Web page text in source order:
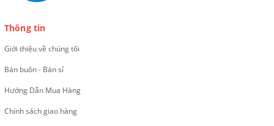
Thông tin
Giới thiệu về chúng tôi
Bán buôn - Bán sỉ
Hướng Dẫn Mua Hàng
Chính sách giao hàng